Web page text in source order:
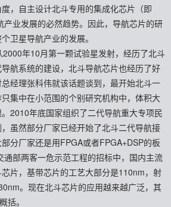
，自主设计北斗专用的集成化芯片（即
产业发展的必然趋势。因此，导航芯片的研
卫星导航产业的发展。
年10月第一颗试验星发射，经历了北斗
航系统的建设，北斗导航芯片也经历了好
经理张科伟就该话题谈到，最开始北斗一
集中在小范围的个别研究机构中，体积大
2010年底国家组织了二代导航重大专项民
虽然部分厂家已经开始了北斗二代导航接
分厂家还是用FPGA或者FPGA+DSP的板
部两客一危示范工程的招标中，国内主流
片，基带芯片的工艺大部分是110nm，射
。现在北斗芯片的应用越来越广泛，其
括。